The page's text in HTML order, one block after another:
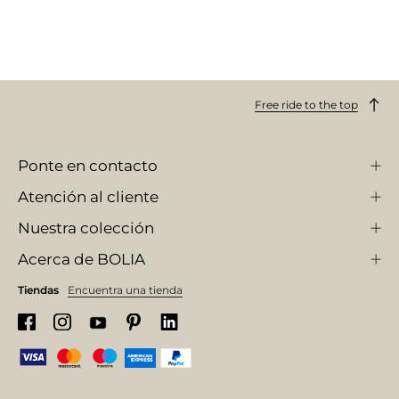
Free ride to the top
Ponte en contacto
Atención al cliente
Nuestra colección
Acerca de BOLIA
Tiendas Encuentra una tienda